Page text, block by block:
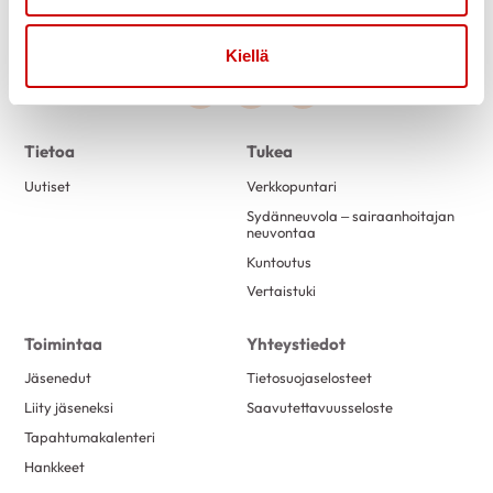
Kiellä
Link to facebook
Link to twitter
Link to youtube
Tietoa
Uutiset
Tukea
Verkkopuntari
Sydänneuvola – sairaanhoitajan
neuvontaa
Kuntoutus
Vertaistuki
Toimintaa
Jäsenedut
Liity jäseneksi
Tapahtumakalenteri
Hankkeet
Yhteystiedot
Tietosuojaselosteet
Saavutettavuusseloste